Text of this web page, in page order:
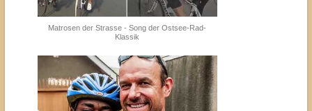
Matrosen der Strasse - Song der Ostsee-Rad-
Klassik